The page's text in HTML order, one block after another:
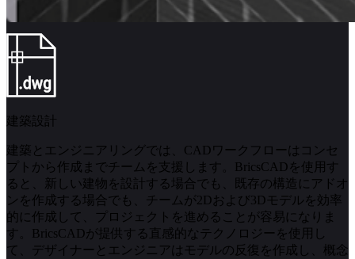
建築設計
建築とエンジニアリングでは、CADワークフローはコンセ
プトから作成までチームを支援します。BricsCADを使用す
ると、新しい建物を設計する場合でも、既存の構造にアドオ
ンを作成する場合でも、チームが2Dおよび3Dモデルを効率
的に作成して、プロジェクトを進めることが容易になりま
す。BricsCADが提供する直感的なテクノロジーを使用し
て、デザイナーとエンジニアはモデルの反復を作成し、概念